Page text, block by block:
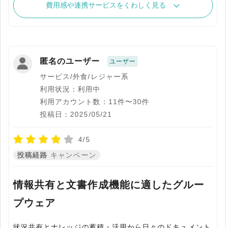
費用感や連携サービスをくわしく見る
匿名のユーザー ユーザー
サービス/外食/レジャー系
利用状況：利用中
利用アカウント数：11件〜30件
投稿日：2025/05/21
4/5
投稿経路 キャンペーン
情報共有と文書作成機能に適したグルー
プウェア